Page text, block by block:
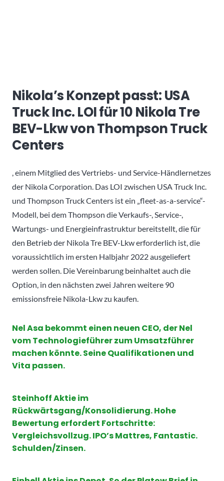
Nikola’s Konzept passt: USA
Truck Inc. LOI für 10 Nikola Tre
BEV-Lkw von Thompson Truck
Centers
, einem Mitglied des Vertriebs- und Service-Händlernetzes
der Nikola Corporation. Das LOI zwischen USA Truck Inc.
und Thompson Truck Centers ist ein „fleet-as-a-service“-
Modell, bei dem Thompson die Verkaufs-, Service-,
Wartungs- und Energieinfrastruktur bereitstellt, die für
den Betrieb der Nikola Tre BEV-Lkw erforderlich ist, die
voraussichtlich im ersten Halbjahr 2022 ausgeliefert
werden sollen. Die Vereinbarung beinhaltet auch die
Option, in den nächsten zwei Jahren weitere 90
emissionsfreie Nikola-Lkw zu kaufen.
Nel Asa bekommt einen neuen CEO, der Nel
vom Technologieführer zum Umsatzführer
machen könnte. Seine Qualifikationen und
Vita passen.
Steinhoff Aktie im
Rückwärtsgang/Konsolidierung. Hohe
Bewertung erfordert Fortschritte:
Vergleichsvollzug. IPO’s Mattres, Fantastic.
Schulden/Zinsen.